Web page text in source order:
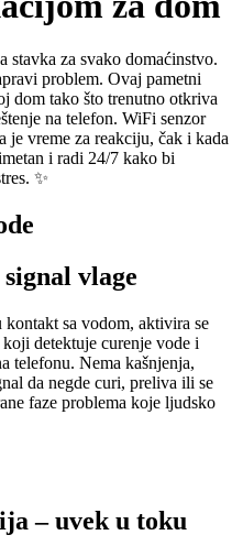
stavka za svako domaćinstvo.
problem. Ovaj pametni
dom tako što trenutno otkriva
na telefon. WiFi senzor
je vreme za reakciju, čak i kada
i radi 24/7 kako bi
✨
vlage
kontakt sa vodom, aktivira se
detektuje curenje vode i
telefonu. Nema kašnjenja,
da negde curi, preliva ili se
faze problema koje ljudsko
– uvek u toku